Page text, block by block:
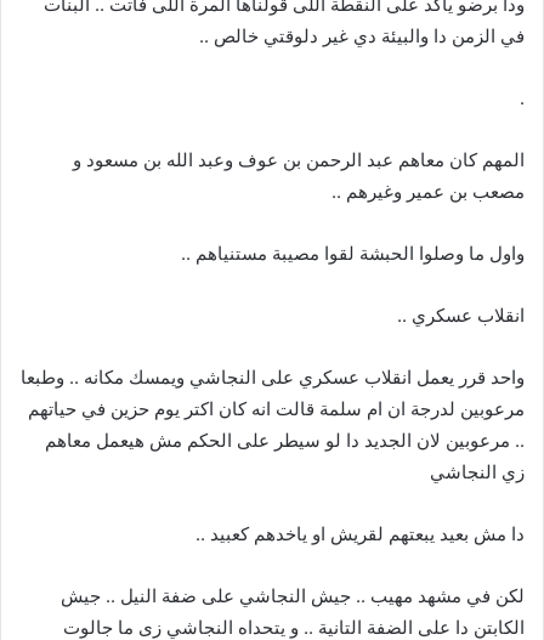
في الزمن دا والبيئة دي غير دلوقتي خالص ..
.
المهم كان معاهم عبد الرحمن بن عوف وعبد الله بن مسعود و
مصعب بن عمير وغيرهم ..
واول ما وصلوا الحبشة لقوا مصيبة مستنياهم ..
انقلاب عسكري ..
واحد قرر يعمل انقلاب عسكري على النجاشي ويمسك مكانه .. وطبعا
مرعوبين لدرجة ان ام سلمة قالت انه كان اكتر يوم حزين في حياتهم
.. مرعوبين لان الجديد دا لو سيطر على الحكم مش هيعمل معاهم
زي النجاشي
دا مش بعيد يبعتهم لقريش او ياخدهم كعبيد ..
لكن في مشهد مهيب .. جيش النجاشي على ضفة النيل .. جيش
الكابتن دا على الضفة التانية .. و يتحداه النجاشي زى ما جالوت